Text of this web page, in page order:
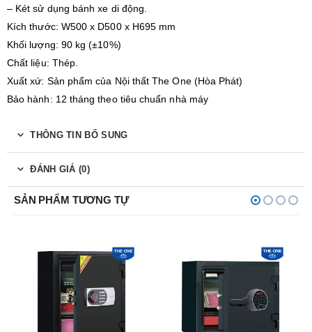
– Két sử dụng bánh xe di động.
Kích thước: W500 x D500 x H695 mm
Khối lượng: 90 kg (±10%)
Chất liệu: Thép.
Xuất xứ: Sản phẩm của Nội thất The One (Hòa Phát)
Bảo hành: 12 tháng theo tiêu chuẩn nhà máy
THÔNG TIN BỔ SUNG
ĐÁNH GIÁ (0)
SẢN PHẨM TƯƠNG TỰ